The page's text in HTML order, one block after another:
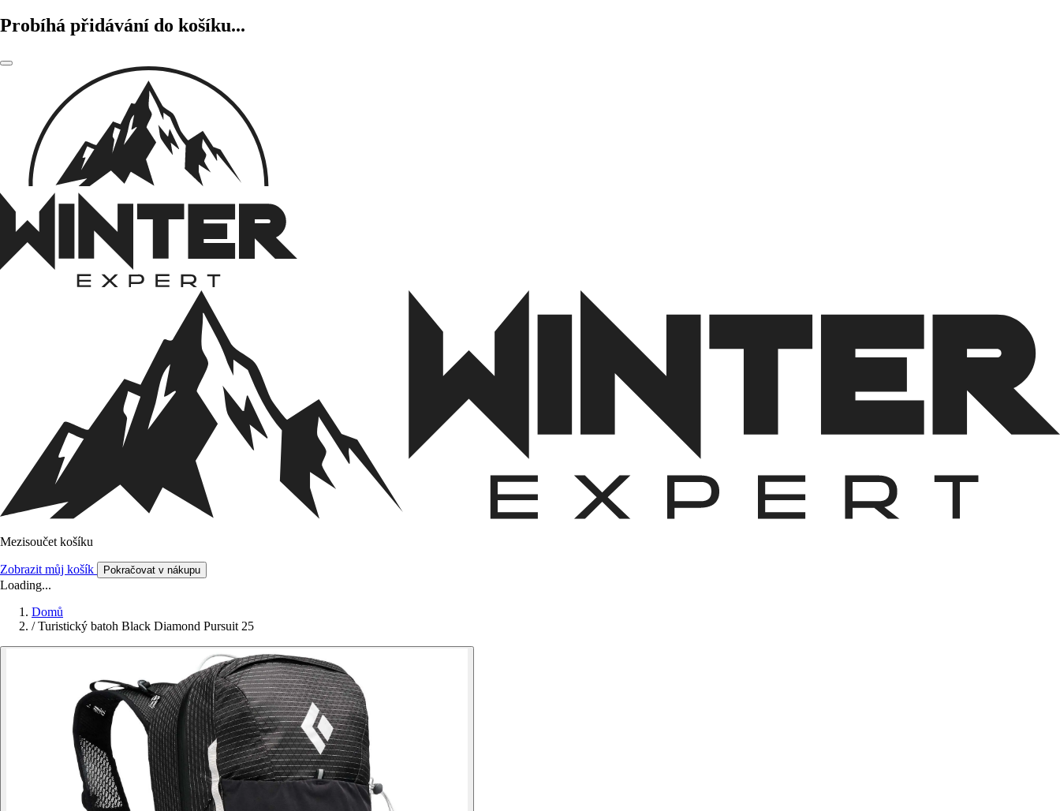
Probíhá přidávání do košíku...
Mezisoučet košíku
Zobrazit můj košík Pokračovat v nákupu
Loading...
Domů
/ Turistický batoh Black Diamond Pursuit 25